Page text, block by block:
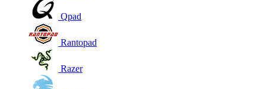
Qpad
Rantopad
Razer